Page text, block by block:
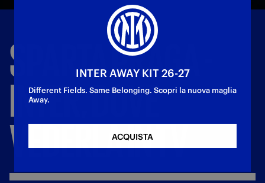
SPARTAPRAGA
INTER,DOVE
VEDERLAINTV
INTER AWAY KIT 26-27
Different Fields. Same Belonging. Scopri la nuova maglia
Away.
ACQUISTA